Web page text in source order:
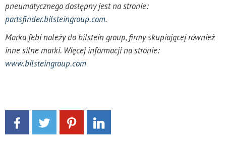
pneumatycznego dostępny jest na stronie:
partsfinder.bilsteingroup.com.
Marka febi należy do bilstein group, firmy skupiającej również
inne silne marki. Więcej informacji na stronie:
www.bilsteingroup.com